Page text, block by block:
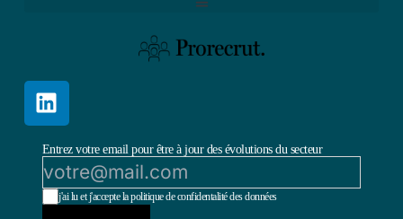
Entrez votre email pour être à jour des évolutions du secteur
j'ai lu et j'accepte la politique de confidentalité des données